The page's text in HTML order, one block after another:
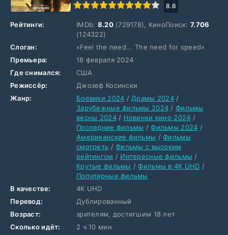
1
2 3 4 5 6 7 8 9 10 8.6
Рейтинги: IMDb: 8.20(729178), КиноПоиск: 7.706
(124322)
Слоган:
«Feel the need... The need for speed»
Премьера:
18 февраля 2024
Где снимался:
США
Режиссёр:
Джозеф Косински
Жанр:
Боевики 2024 / Драмы 2024 /
Зарубежные фильмы 2024 /Фильмы
весны 2024/ Новинки кино 2024 /
Последние фильмы /Фильмы 2024 /
Американские фильмы /Фильмы
смотреть /Фильмы с высоким
рейтингом / Интересные фильмы /
Крутые фильмы /Фильмы в 4K UHD /
Популярные фильмы
В качестве:
4K UHD
Перевод:
Дублированный
Возраст:
зрителям, достигшим 18 лет
Сколько идёт:
2 ч 10 мин